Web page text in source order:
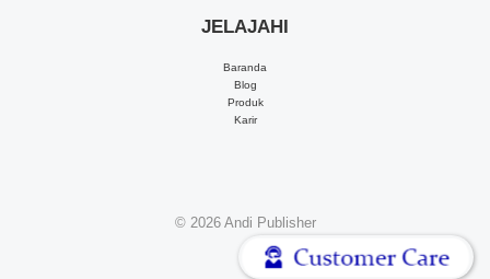
JELAJAHI
Baranda
Blog
Produk
Karir
© 2026 Andi Publisher